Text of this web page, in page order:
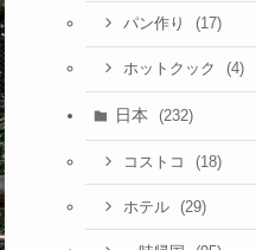
パン作り (17)
ホットクック (4)
日本 (232)
コストコ (18)
ホテル (29)